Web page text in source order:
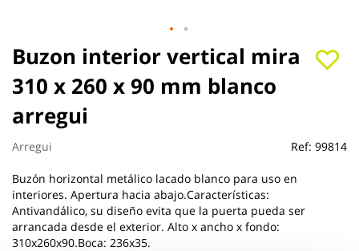
Buzon interior vertical mira
310 x 260 x 90 mm blanco
arregui
Arregui Ref: 99814
Buzón horizontal metálico lacado blanco para uso en
interiores. Apertura hacia abajo.Características:
Antivandálico, su diseño evita que la puerta pueda ser
arrancada desde el exterior. Alto x ancho x fondo:
310x260x90.Boca: 236x35.
Saltar
al
comienzo
de
la
galería
de